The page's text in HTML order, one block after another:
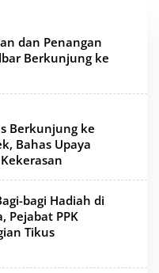
dan Penangan
Berkunjung ke
Berkunjung ke
Bahas Upaya
bagi Hadiah di
Pejabat PPK
Tikus